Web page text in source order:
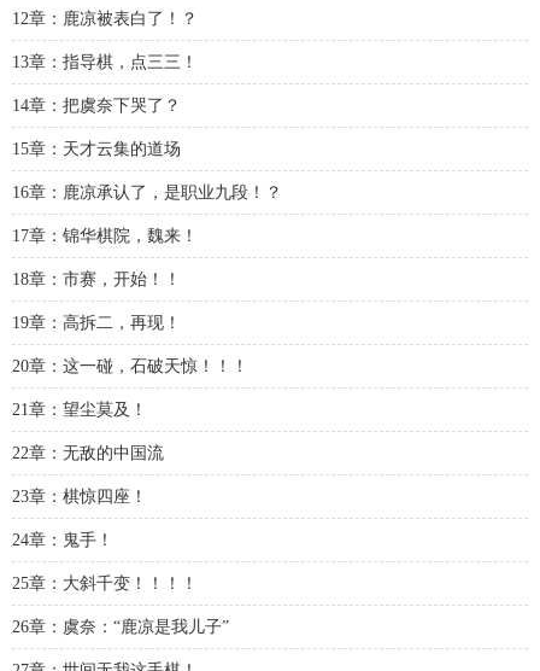
12章：鹿凉被表白了！？
13章：指导棋，点三三！
14章：把虞奈下哭了？
15章：天才云集的道场
16章：鹿凉承认了，是职业九段！？
17章：锦华棋院，魏来！
18章：市赛，开始！！
19章：高拆二，再现！
20章：这一碰，石破天惊！！！
21章：望尘莫及！
22章：无敌的中国流
23章：棋惊四座！
24章：鬼手！
25章：大斜千变！！！！
26章：虞奈：“鹿凉是我儿子”